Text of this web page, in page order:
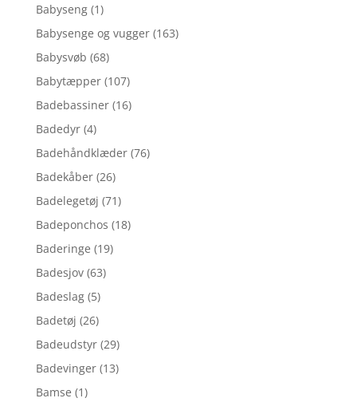
Babyseng (1)
Babysenge og vugger (163)
Babysvøb (68)
Babytæpper (107)
Badebassiner (16)
Badedyr (4)
Badehåndklæder (76)
Badekåber (26)
Badelegetøj (71)
Badeponchos (18)
Baderinge (19)
Badesjov (63)
Badeslag (5)
Badetøj (26)
Badeudstyr (29)
Badevinger (13)
Bamse (1)